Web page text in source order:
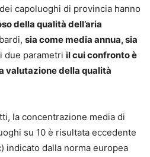
capoluoghi di provincia hanno
della qualità dell’aria
sia come media annua, sia
due parametri il cui confronto è
valutazione della qualità
la concentrazione media di
su 10 è risultata eccedente
indicato dalla norma europea